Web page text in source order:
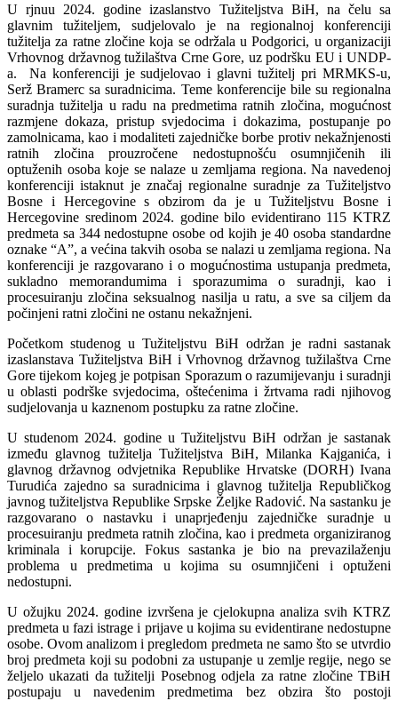
U rjnuu 2024. godine izaslanstvo Tužiteljstva BiH, na čelu sa
glavnim tužiteljem, sudjelovalo je na regionalnoj konferenciji
tužitelja za ratne zločine koja se održala u Podgorici, u organizaciji
Vrhovnog državnog tužilaštva Crne Gore, uz podršku EU i UNDP-
a. Na konferenciji je sudjelovao i glavni tužitelj pri MRMKS-u,
Serž Bramerc sa suradnicima. Teme konferencije bile su regionalna
suradnja tužitelja u radu na predmetima ratnih zločina, mogućnost
razmjene dokaza, pristup svjedocima i dokazima, postupanje po
zamolnicama, kao i modaliteti zajedničke borbe protiv nekažnjenosti
ratnih zločina prouzročene nedostupnošću osumnjičenih ili
optuženih osoba koje se nalaze u zemljama regiona. Na navedenoj
konferenciji istaknut je značaj regionalne suradnje za Tužiteljstvo
Bosne i Hercegovine s obzirom da je u Tužiteljstvu Bosne i
Hercegovine sredinom 2024. godine bilo evidentirano 115 KTRZ
predmeta sa 344 nedostupne osobe od kojih je 40 osoba standardne
oznake “A”, a većina takvih osoba se nalazi u zemljama regiona. Na
konferenciji je razgovarano i o mogućnostima ustupanja predmeta,
sukladno memorandumima i sporazumima o suradnji, kao i
procesuiranju zločina seksualnog nasilja u ratu, a sve sa ciljem da
počinjeni ratni zločini ne ostanu nekažnjeni.
Početkom studenog u Tužiteljstvu BiH održan je radni sastanak
izaslanstava Tužiteljstva BiH i Vrhovnog državnog tužilaštva Crne
Gore tijekom kojeg je potpisan Sporazum o razumijevanju i suradnji
u oblasti podrške svjedocima, oštećenima i žrtvama radi njihovog
sudjelovanja u kaznenom postupku za ratne zločine.
U studenom 2024. godine u Tužiteljstvu BiH održan je sastanak
između glavnog tužitelja Tužiteljstva BiH, Milanka Kajganića, i
glavnog državnog odvjetnika Republike Hrvatske (DORH) Ivana
Turudića zajedno sa suradnicima i glavnog tužitelja Republičkog
javnog tužiteljstva Republike Srpske Željke Radović. Na sastanku je
razgovarano o nastavku i unaprjeđenju zajedničke suradnje u
procesuiranju predmeta ratnih zločina, kao i predmeta organiziranog
kriminala i korupcije. Fokus sastanka je bio na prevazilaženju
problema u predmetima u kojima su osumnjičeni i optuženi
nedostupni.
U ožujku 2024. godine izvršena je cjelokupna analiza svih KTRZ
predmeta u fazi istrage i prijave u kojima su evidentirane nedostupne
osobe. Ovom analizom i pregledom predmeta ne samo što se utvrdio
broj predmeta koji su podobni za ustupanje u zemlje regije, nego se
željelo ukazati da tužitelji Posebnog odjela za ratne zločine TBiH
postupaju u navedenim predmetima bez obzira što postoji